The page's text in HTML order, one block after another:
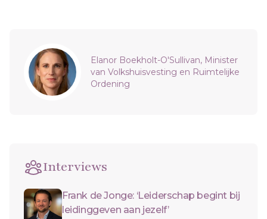
Sidebar
Elanor Boekholt-O'Sullivan, Minister
van Volkshuisvesting en Ruimtelijke
Ordening
Interviews
Frank de Jonge: ‘Leiderschap begint bij
leidinggeven aan jezelf’